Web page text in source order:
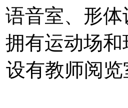
语音室、形
有运动场
设有教师阅